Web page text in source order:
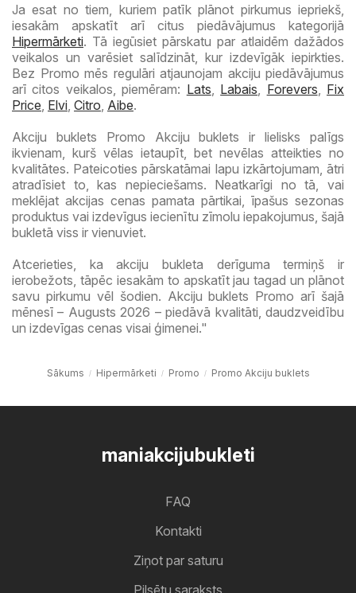
Ja esat no tiem, kuriem patīk plānot pirkumus iepriekš,
iesakām apskatīt arī citus piedāvājumus kategorijā
Hipermārketi. Tā iegūsiet pārskatu par atlaidēm dažādos
veikalos un varēsiet salīdzināt, kur izdevīgāk iepirkties.
Bez Promo mēs regulāri atjaunojam akciju piedāvājumus
arī citos veikalos, piemēram: Lats Labais Forevers
Fix
Price Elvi Citro Aibe.
Akciju buklets Promo Akciju buklets ir lielisks palīgs
ikvienam, kurš vēlas ietaupīt, bet nevēlas atteikties no
kvalitātes. Pateicoties pārskatāmai lapu izkārtojumam, ātri
atradīsiet to, kas nepieciešams. Neatkarīgi no tā, vai
meklējat akcijas cenas pamata pārtikai, īpašus sezonas
produktus vai izdevīgus iecienītu zīmolu iepakojumus, šajā
bukletā viss ir vienuviet.
Atcerieties, ka akciju bukleta derīguma termiņš ir
ierobežots, tāpēc iesakām to apskatīt jau tagad un plānot
savu pirkumu vēl šodien. Akciju buklets Promo arī šajā
mēnesī – Augusts 2026 – piedāvā kvalitāti, daudzveidību
un izdevīgas cenas visai ģimenei."
Sākums Hipermārketi Promo Promo Akciju buklets
maniakcijubukleti
FAQ
Kontakti
Ziņot par saturu
Pilsētu saraksts